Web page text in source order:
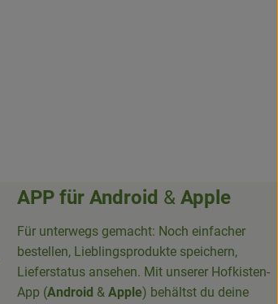
APP für Android & Apple
Für unterwegs gemacht: Noch einfacher
bestellen, Lieblingsprodukte speichern,
Lieferstatus ansehen. Mit unserer Hofkisten-
App (Android & Apple) behältst du deine